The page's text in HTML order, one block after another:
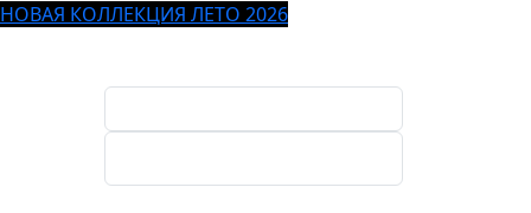
НОВАЯ КОЛЛЕКЦИЯ ЛЕТО 2026